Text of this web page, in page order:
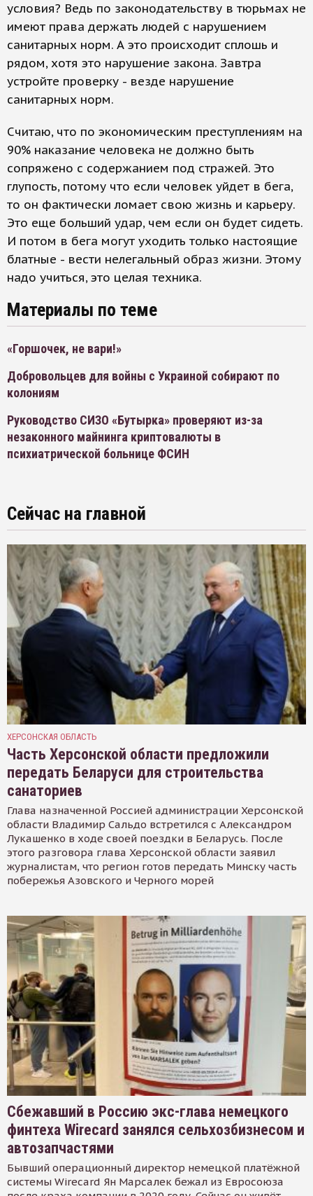
условия? Ведь по законодательству в тюрьмах не
имеют права держать людей с нарушением
санитарных норм. А это происходит сплошь и
рядом, хотя это нарушение закона. Завтра
устройте проверку - везде нарушение
санитарных норм.
Считаю, что по экономическим преступлениям на
90% наказание человека не должно быть
сопряжено с содержанием под стражей. Это
глупость, потому что если человек уйдет в бега,
то он фактически ломает свою жизнь и карьеру.
Это еще больший удар, чем если он будет сидеть.
И потом в бега могут уходить только настоящие
блатные - вести нелегальный образ жизни. Этому
надо учиться, это целая техника.
Материалы по теме
«Горшочек, не вари!»
Добровольцев для войны с Украиной собирают по
колониям
Руководство СИЗО «Бутырка» проверяют из-за
незаконного майнинга криптовалюты в
психиатрической больнице ФСИН
Сейчас на главной
ХЕРСОНСКАЯ ОБЛАСТЬ
Часть Херсонской области предложили
передать Беларуси для строительства
санаториев
Глава назначенной Россией администрации Херсонской
области Владимир Сальдо встретился с Александром
Лукашенко в ходе своей поездки в Беларусь. После
этого разговора глава Херсонской области заявил
журналистам, что регион готов передать Минску часть
побережья Азовского и Черного морей
Сбежавший в Россию экс-глава немецкого
финтеха Wirecard занялся сельхозбизнесом и
автозапчастями
Бывший операционный директор немецкой платёжной
системы Wirecard Ян Марсалек бежал из Евросоюза